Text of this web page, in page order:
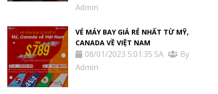
Admin
VÉ MÁY BAY GIÁ RẺ NHẤT TỪ MỸ,
CANADA VỀ VIỆT NAM
08/01/2023 5:01:35 SA
By
Admin